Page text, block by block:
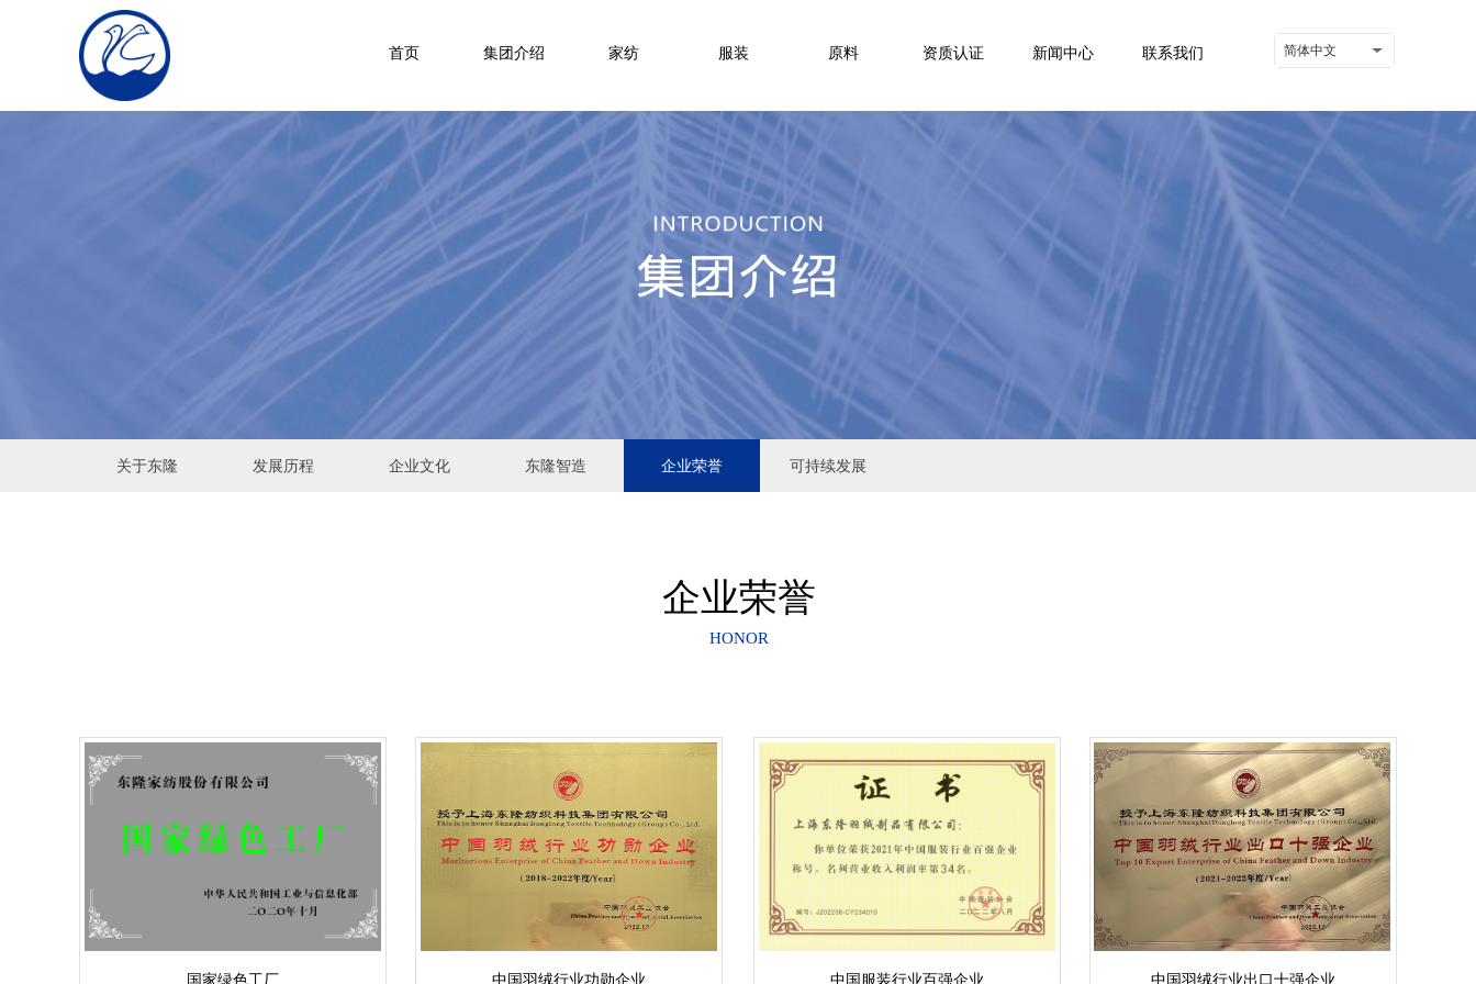
简体中文
首页 集团介绍 家纺 服装 原料 资质认证 新闻中心 联系我们
关于东隆 发展历程 企业文化 东隆智造 企业荣誉 可持续发展
企业荣誉
HONOR
国家绿色工厂 中国羽绒行业功勋企业 中国服装行业百强企业 中国羽绒行业出口十强企业